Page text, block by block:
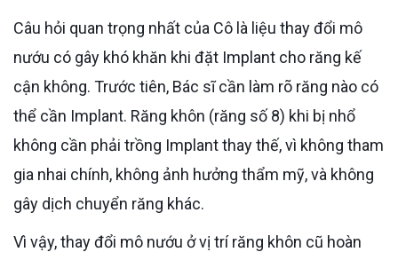
Câu hỏi quan trọng nhất của Cô là liệu thay đổi mô
nướu có gây khó khăn khi đặt Implant cho răng kế
cận không. Trước tiên, Bác sĩ cần làm rõ răng nào có
thể cần Implant. Răng khôn (răng số 8) khi bị nhổ
không cần phải trồng Implant thay thế, vì không tham
gia nhai chính, không ảnh hưởng thẩm mỹ, và không
gây dịch chuyển răng khác.
Vì vậy, thay đổi mô nướu ở vị trí răng khôn cũ hoàn